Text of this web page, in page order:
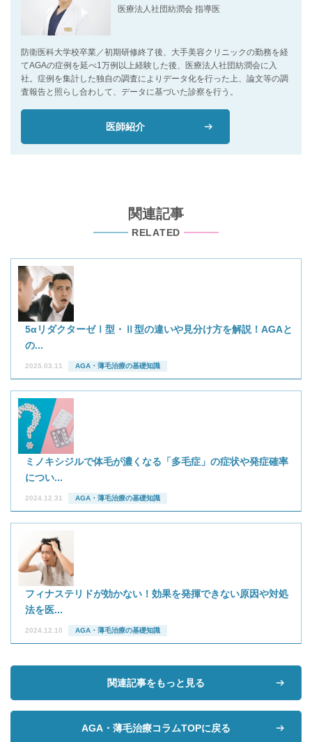
医療法人社団紡潤会 指導医
防衛医科大学校卒業／初期研修終了後、大手美容クリニックの勤務を経
てAGAの症例を延べ1万例以上経験した後、医療法人社団紡潤会に入
社。症例を集計した独自の調査によりデータ化を行った上、論文等の調
査報告と照らし合わして、データに基づいた診察を行う。
医師紹介
関連記事
RELATED
5αリダクターゼⅠ型・Ⅱ型の違いや見分け方を解説！AGAと
の...
2025.03.11 AGA・薄毛治療の基礎知識
ミノキシジルで体毛が濃くなる「多毛症」の症状や発症確率
につい...
2024.12.31 AGA・薄毛治療の基礎知識
フィナステリドが効かない！効果を発揮できない原因や対処
法を医...
2024.12.10 AGA・薄毛治療の基礎知識
関連記事をもっと見る
AGA・薄毛治療コラムTOPに戻る